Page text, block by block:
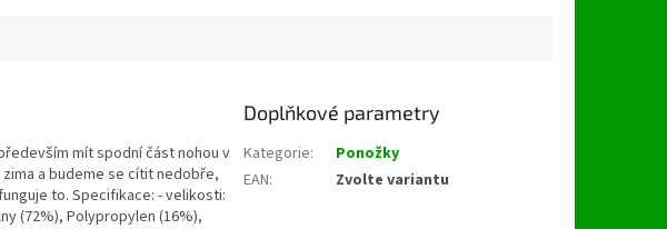
mít spodní část nohou v
a budeme se cítit nedobře,
to. Specifikace: - velikosti:
(72%), Polypropylen (16%),
Doplňkové parametry
Kategorie:
Ponožky
EAN: Zvolte variantu